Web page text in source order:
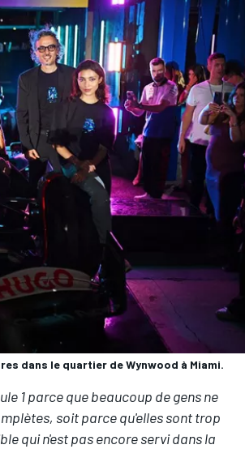
dans le quartier de Wynwood à Miami.
1 parce que beaucoup de gens ne
soit parce qu'elles sont trop
qui n'est pas encore servi dans la